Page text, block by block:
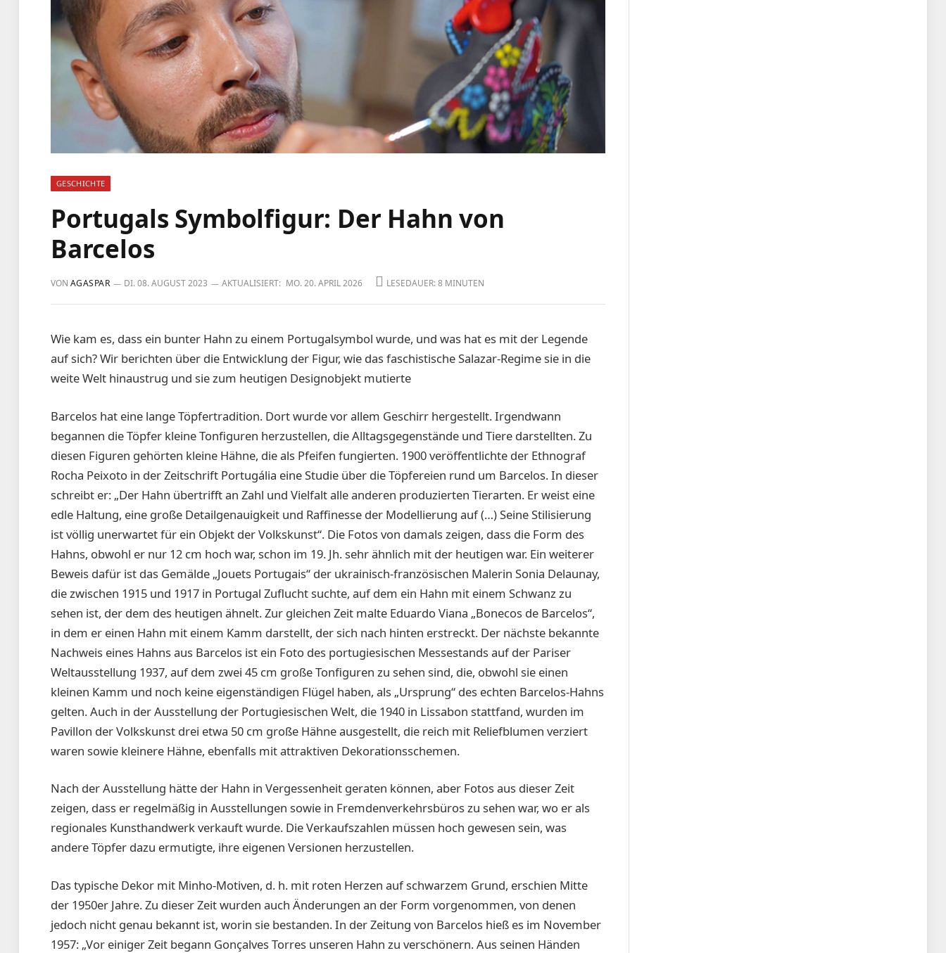
GESCHICHTE
Portugals Symbolfigur: Der Hahn von
Barcelos
VON AGASPAR DI. 08. AUGUST 2023 AKTUALISIERT: MO. 20. APRIL 2026 LESEDAUER: 8 MINUTEN
Wie kam es, dass ein bunter Hahn zu einem Portugalsymbol wurde, und was hat es mit der Legende
auf sich? Wir berichten über die Entwicklung der Figur, wie das faschistische Salazar-Regime sie in die
weite Welt hinaustrug und sie zum heutigen Designobjekt mutierte
Barcelos hat eine lange Töpfertradition. Dort wurde vor allem Geschirr hergestellt. Irgendwann
begannen die Töpfer kleine Tonfiguren herzustellen, die Alltagsgegenstände und Tiere darstellten. Zu
diesen Figuren gehörten kleine Hähne, die als Pfeifen fungierten. 1900 veröffentlichte der Ethnograf
Rocha Peixoto in der Zeitschrift Portugália eine Studie über die Töpfereien rund um Barcelos. In dieser
schreibt er: „Der Hahn übertrifft an Zahl und Vielfalt alle anderen produzierten Tierarten. Er weist eine
edle Haltung, eine große Detailgenauigkeit und Raffinesse der Modellierung auf (…) Seine Stilisierung
ist völlig unerwartet für ein Objekt der Volkskunst“. Die Fotos von damals zeigen, dass die Form des
Hahns, obwohl er nur 12 cm hoch war, schon im 19. Jh. sehr ähnlich mit der heutigen war. Ein weiterer
Beweis dafür ist das Gemälde „Jouets Portugais“ der ukrainisch-französischen Malerin Sonia Delaunay,
die zwischen 1915 und 1917 in Portugal Zuflucht suchte, auf dem ein Hahn mit einem Schwanz zu
sehen ist, der dem des heutigen ähnelt. Zur gleichen Zeit ­malte Eduardo Viana „Bonecos de Barcelos“,
in dem er ­einen Hahn mit einem Kamm darstellt, der sich nach hinten erstreckt. Der nächste bekannte
Nachweis eines Hahns aus Barcelos ist ein Foto des portugiesischen Messestands auf der Pariser
Weltausstellung 1937, auf dem zwei 45 cm große Tonfiguren zu sehen sind, die, obwohl sie einen
kleinen Kamm und noch keine eigenständigen Flügel haben, als „Ursprung“ des echten Barcelos-Hahns
gelten. Auch in der Ausstellung der Portugiesischen Welt, die 1940 in Lissabon stattfand, wurden im
Pavillon der Volkskunst drei etwa 50 cm große Hähne ausgestellt, die reich mit Reliefblumen verziert
waren sowie kleinere Hähne, ebenfalls mit attraktiven Dekorationsschemen.
Nach der Ausstellung hätte der Hahn in Vergessenheit geraten können, aber Fotos aus dieser Zeit
zeigen, dass er regelmäßig in Ausstellungen sowie in Fremdenverkehrsbüros zu sehen war, wo er als
regionales Kunsthandwerk verkauft wurde. Die Verkaufszahlen müssen hoch gewesen sein, was
andere Töpfer dazu ermutigte, ihre eigenen Versionen herzustellen.
Das typische Dekor mit Minho-Motiven, d. h. mit roten Herzen auf schwarzem Grund, erschien Mitte
der 1950er Jahre. Zu dieser Zeit wurden auch Änderungen an der Form vorgenommen, von denen
jedoch nicht genau bekannt ist, worin sie bestanden. In der Zeitung von Barcelos hieß es im November
1957: „Vor einiger Zeit begann Gonçalves Torres unseren Hahn zu verschönern. Aus seinen Händen